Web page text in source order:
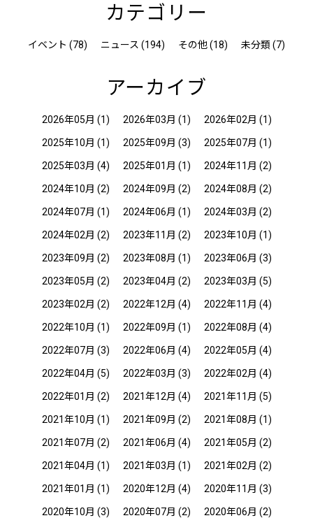
カテゴリー
イベント (78) ニュース (194) その他 (18) 未分類 (7)
アーカイブ
2026年05月 (1) 2026年03月 (1) 2026年02月 (1)
2025年10月 (1) 2025年09月 (3) 2025年07月 (1)
2025年03月 (4) 2025年01月 (1) 2024年11月 (2)
2024年10月 (2) 2024年09月 (2) 2024年08月 (2)
2024年07月 (1) 2024年06月 (1) 2024年03月 (2)
2024年02月 (2) 2023年11月 (2) 2023年10月 (1)
2023年09月 (2) 2023年08月 (1) 2023年06月 (3)
2023年05月 (2) 2023年04月 (2) 2023年03月 (5)
2023年02月 (2) 2022年12月 (4) 2022年11月 (4)
2022年10月 (1) 2022年09月 (1) 2022年08月 (4)
2022年07月 (3) 2022年06月 (4) 2022年05月 (4)
2022年04月 (5) 2022年03月 (3) 2022年02月 (4)
2022年01月 (2) 2021年12月 (4) 2021年11月 (5)
2021年10月 (1) 2021年09月 (2) 2021年08月 (1)
2021年07月 (2) 2021年06月 (4) 2021年05月 (2)
2021年04月 (1) 2021年03月 (1) 2021年02月 (2)
2021年01月 (1) 2020年12月 (4) 2020年11月 (3)
2020年10月 (3) 2020年07月 (2) 2020年06月 (2)